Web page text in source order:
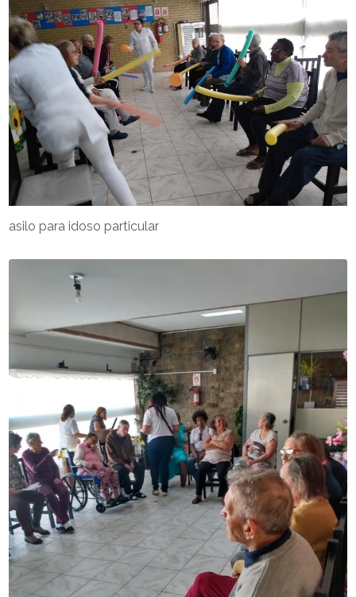
asilo para idoso particular